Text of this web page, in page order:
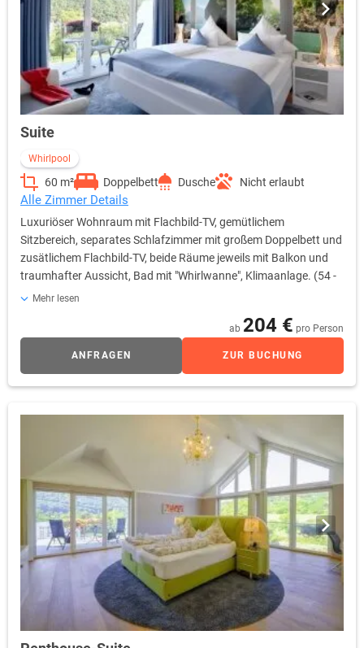
Suite
Whirlpool
60 m² Doppelbett Dusche Nicht erlaubt
Alle Zimmer Details
Luxuriöser Wohnraum mit Flachbild-TV, gemütlichem
Sitzbereich, separates Schlafzimmer mit großem Doppelbett und
zusätlichem Flachbild-TV, beide Räume jeweils mit Balkon und
traumhafter Aussicht, Bad mit "Whirlwanne", Klimaanlage. (54 -
60 qm)
Mehr lesen
ab 204 € pro Person
ANFRAGEN ZUR BUCHUNG